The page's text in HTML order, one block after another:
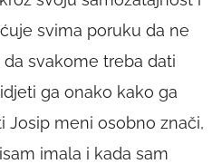
svima poruku da ne
svakome treba dati
ga onako kako ga
Josip meni osobno znači,
imala i kada sam